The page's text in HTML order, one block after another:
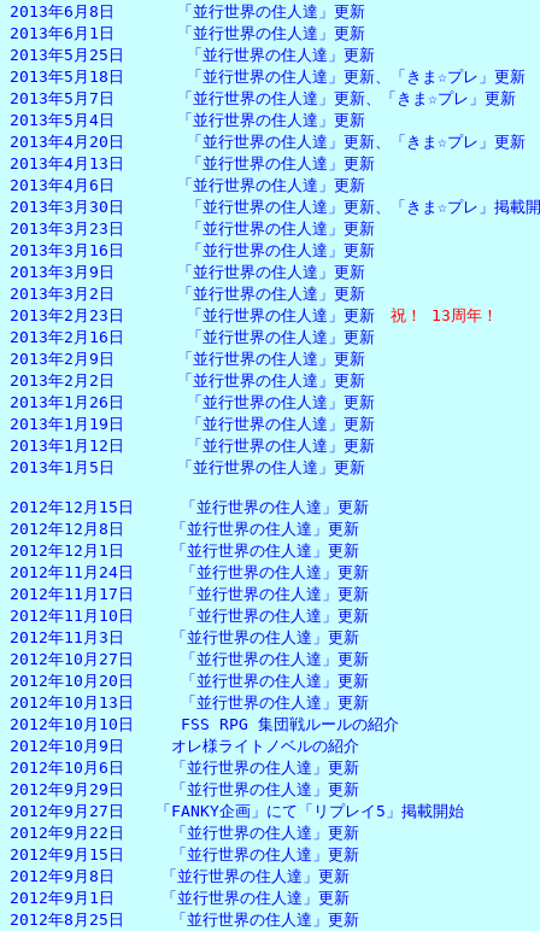
2013年6月8日　　　　「並行世界の住人達」更新
2013年6月1日　　　　「並行世界の住人達」更新
2013年5月25日　　　　「並行世界の住人達」更新
2013年5月18日　　　　「並行世界の住人達」更新、「きま☆プレ」更新
2013年5月7日　　　　「並行世界の住人達」更新、「きま☆プレ」更新
2013年5月4日　　　　「並行世界の住人達」更新
2013年4月20日　　　　「並行世界の住人達」更新、「きま☆プレ」更新
2013年4月13日　　　　「並行世界の住人達」更新
2013年4月6日　　　　「並行世界の住人達」更新
2013年3月30日　　　　「並行世界の住人達」更新、「きま☆プレ」掲載
2013年3月23日　　　　「並行世界の住人達」更新
2013年3月16日　　　　「並行世界の住人達」更新
2013年3月9日　　　　「並行世界の住人達」更新
2013年3月2日　　　　「並行世界の住人達」更新
2013年2月23日　　　　「並行世界の住人達」更新 祝！ 13周年！
2013年2月16日　　　　「並行世界の住人達」更新
2013年2月9日　　　　「並行世界の住人達」更新
2013年2月2日　　　　「並行世界の住人達」更新
2013年1月26日　　　　「並行世界の住人達」更新
2013年1月19日　　　　「並行世界の住人達」更新
2013年1月12日　　　　「並行世界の住人達」更新
2013年1月5日　　　　「並行世界の住人達」更新
2012年12月15日　　　「並行世界の住人達」更新
2012年12月8日　　　「並行世界の住人達」更新
2012年12月1日　　　「並行世界の住人達」更新
2012年11月24日　　　「並行世界の住人達」更新
2012年11月17日　　　「並行世界の住人達」更新
2012年11月10日　　　「並行世界の住人達」更新
2012年11月3日　　　「並行世界の住人達」更新
2012年10月27日　　　「並行世界の住人達」更新
2012年10月20日　　　「並行世界の住人達」更新
2012年10月13日　　　「並行世界の住人達」更新
2012年10月10日　　　FSS RPG 集団戦ルールの紹介
2012年10月9日　　　オレ様ライトノベルの紹介
2012年10月6日　　　「並行世界の住人達」更新
2012年9月29日　　　「並行世界の住人達」更新
2012年9月27日　　「FANKY企画」にて「リプレイ5」掲載開始
2012年9月22日　　　「並行世界の住人達」更新
2012年9月15日　　　「並行世界の住人達」更新
2012年9月8日　　　「並行世界の住人達」更新
2012年9月1日　　　「並行世界の住人達」更新
2012年8月25日　　　「並行世界の住人達」更新